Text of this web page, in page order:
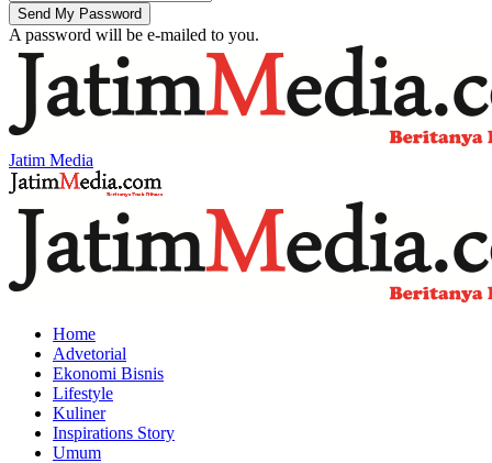
A password will be e-mailed to you.
Jatim Media
Home
Advetorial
Ekonomi Bisnis
Lifestyle
Kuliner
Inspirations Story
Umum